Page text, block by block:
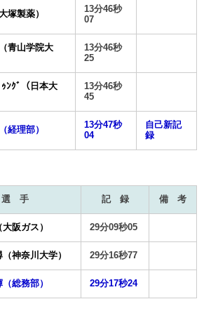
製薬）
13分46秒
07
青山学院大
13分46秒
25
ﾝｸﾞ（日本大
13分46秒
45
経理部）
13分47秒
04
自己新記
録
選 手 記 録 備 考
阪ガス） 29分09秒05
神奈川大学） 29分16秒77
総務部） 29分17秒24